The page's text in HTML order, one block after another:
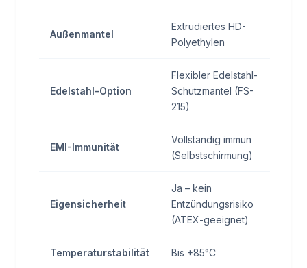
Außenmantel
Extrudiertes HD-
Polyethylen
Edelstahl-Option
Flexibler Edelstahl-
Schutzmantel (FS-
215)
EMI-Immunität
Vollständig immun
(Selbstschirmung)
Eigensicherheit
Ja – kein
Entzündungsrisiko
(ATEX-geeignet)
Temperaturstabilität Bis +85°C